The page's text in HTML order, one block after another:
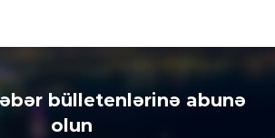
bülletenlərinə abunə
olun